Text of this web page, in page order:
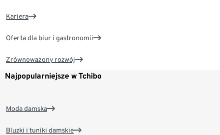
Kariera
Oferta dla biur i gastronomii
Zrównoważony rozwój
Najpopularniejsze w Tchibo
Moda damska
Bluzki i tuniki damskie